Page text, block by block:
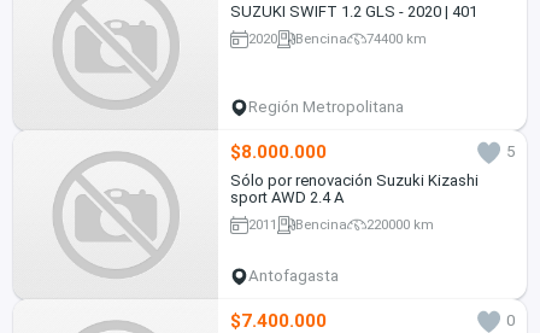
SUZUKI SWIFT 1.2 GLS - 2020 | 401
2020 Bencina 74400 km
Región Metropolitana
$8.000.000
5
Sólo por renovación Suzuki Kizashi
sport AWD 2.4 A
2011 Bencina 220000 km
Antofagasta
$7.400.000
0